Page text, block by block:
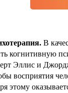
В
когнитивную
Эллис и
восприятия
этому